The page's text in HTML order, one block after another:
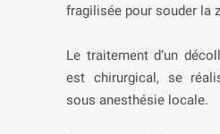
fragilisée pour souder la
Le traitement d’un
est chirurgical, se
sous anesthésie locale.